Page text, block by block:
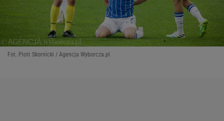
Fot. Piotr Skornicki / Agencja Wyborcza.pl